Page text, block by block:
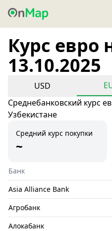
Курс евро
13.10.2025
USD
Среднебанковский курс
Узбекистане
Средний курс покупки
~
Банк
Asia Alliance Bank
Агробанк
Алокабанк